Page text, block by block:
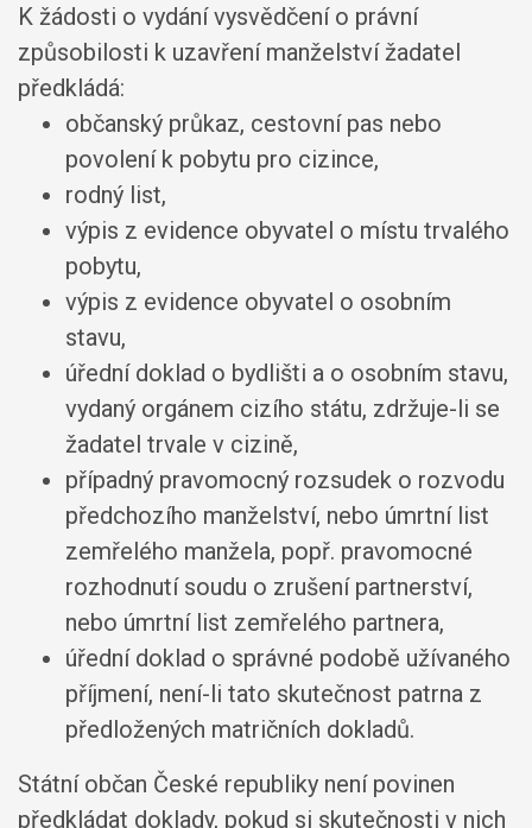
K žádosti o vydání vysvědčení o právní
způsobilosti k uzavření manželství žadatel
předkládá:
občanský průkaz, cestovní pas nebo
povolení k pobytu pro cizince,
rodný list,
výpis z evidence obyvatel o místu trvalého
pobytu,
výpis z evidence obyvatel o osobním
stavu,
úřední doklad o bydlišti a o osobním stavu,
vydaný orgánem cizího státu, zdržuje-li se
žadatel trvale v cizině,
případný pravomocný rozsudek o rozvodu
předchozího manželství, nebo úmrtní list
zemřelého manžela, popř. pravomocné
rozhodnutí soudu o zrušení partnerství,
nebo úmrtní list zemřelého partnera,
úřední doklad o správné podobě užívaného
příjmení, není-li tato skutečnost patrna z
předložených matričních dokladů.
Státní občan České republiky není povinen
předkládat doklady, pokud si skutečnosti v nich